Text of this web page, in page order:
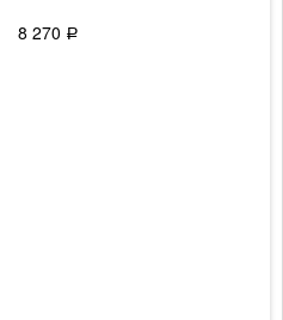
8 270 Р